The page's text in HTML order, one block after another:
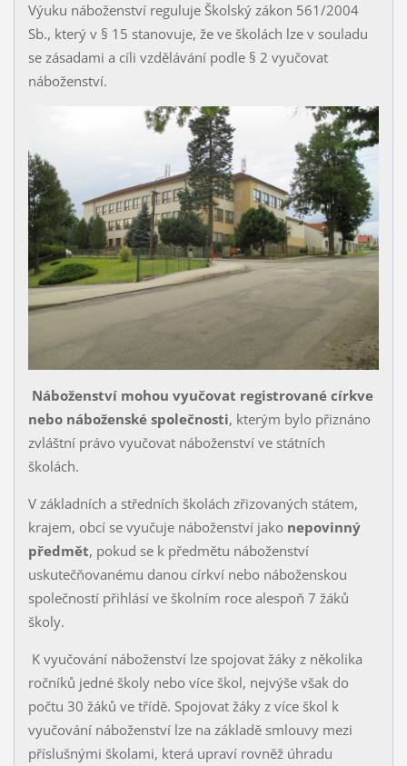
Výuku náboženství reguluje Školský zákon 561/2004
Sb., který v § 15 stanovuje, že ve školách lze v souladu
se zásadami a cíli vzdělávání podle § 2 vyučovat
náboženství.
Náboženství mohou vyučovat registrované církve
nebo náboženské společnosti, kterým bylo přiznáno
zvláštní právo vyučovat náboženství ve státních
školách.
V základních a středních školách zřizovaných státem,
krajem, obcí se vyučuje náboženství jako nepovinný
předmět, pokud se k předmětu náboženství
uskutečňovanému danou církví nebo náboženskou
společností přihlásí ve školním roce alespoň 7 žáků
školy.
K vyučování náboženství lze spojovat žáky z několika
ročníků jedné školy nebo více škol, nejvýše však do
počtu 30 žáků ve třídě. Spojovat žáky z více škol k
vyučování náboženství lze na základě smlouvy mezi
příslušnými školami, která upraví rovněž úhradu